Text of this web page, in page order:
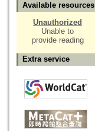
Available resources
Unauthorized
Unable to
provide reading
Extra service